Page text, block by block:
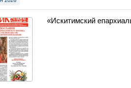
«Искитимский